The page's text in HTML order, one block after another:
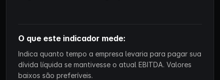
O que este indicador mede:
Indica quanto tempo a empresa levaria para pagar sua
dívida líquida se mantivesse o atual EBITDA. Valores
baixos são preferíveis.